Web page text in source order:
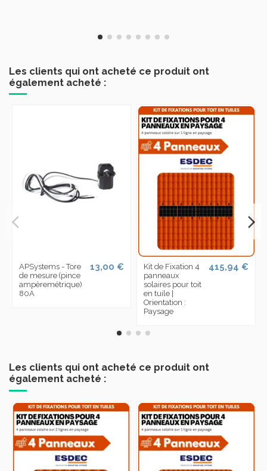
Les clients qui ont acheté ce produit ont
également acheté :
APSystems - Tore
de mesure (pince
ampèremétrique)
80A
13,00 €
Kit de Fixation 4
panneaux
solaires pour toit
en tuile |
Orientation :
Paysage
415,94 €
Les clients qui ont acheté ce produit ont
également acheté :